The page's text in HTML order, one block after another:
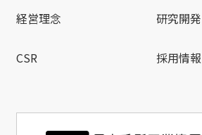
経営理念 研究開発
CSR 採用情報